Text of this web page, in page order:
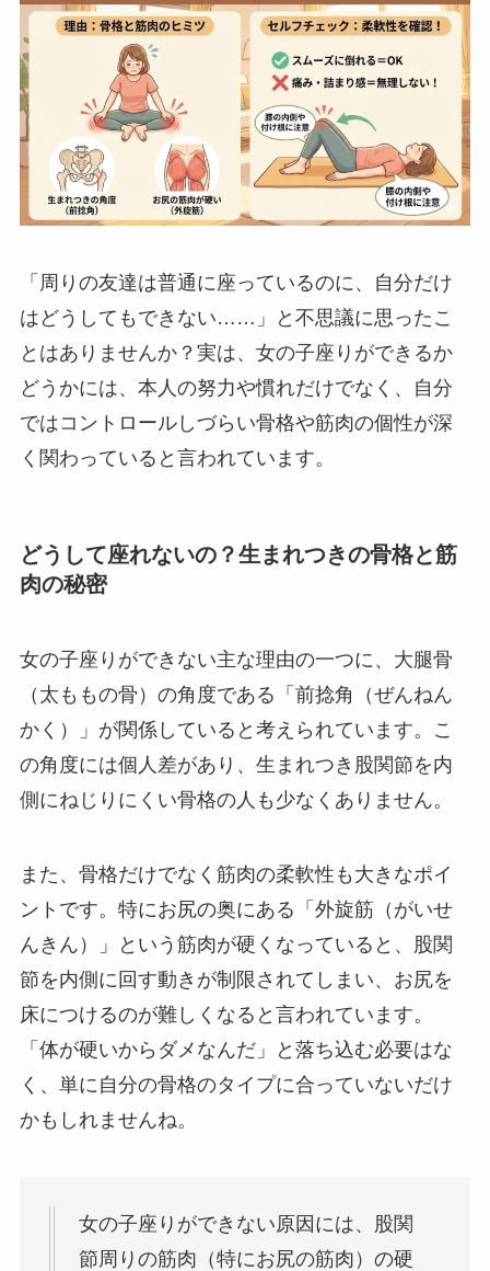
「周りの友達は普通に座っているのに、自分だけ
はどうしてもできない……」と不思議に思ったこ
とはありませんか？実は、女の子座りができるか
どうかには、本人の努力や慣れだけでなく、自分
ではコントロールしづらい骨格や筋肉の個性が深
く関わっていると言われています。
どうして座れないの？生まれつきの骨格と筋
肉の秘密
女の子座りができない主な理由の一つに、大腿骨
（太ももの骨）の角度である「前捻角（ぜんねん
かく）」が関係していると考えられています。こ
の角度には個人差があり、生まれつき股関節を内
側にねじりにくい骨格の人も少なくありません。
また、骨格だけでなく筋肉の柔軟性も大きなポイ
ントです。特にお尻の奥にある「外旋筋（がいせ
んきん）」という筋肉が硬くなっていると、股関
節を内側に回す動きが制限されてしまい、お尻を
床につけるのが難しくなると言われています。
「体が硬いからダメなんだ」と落ち込む必要はな
く、単に自分の骨格のタイプに合っていないだけ
かもしれませんね。
女の子座りができない原因には、股関
節周りの筋肉（特にお尻の筋肉）の硬